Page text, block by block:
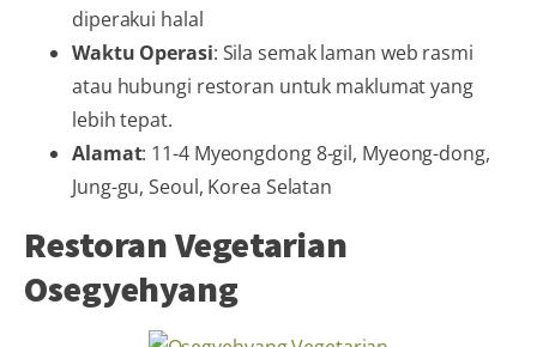
diperakui halal
Waktu Operasi: Sila semak laman web rasmi
atau hubungi restoran untuk maklumat yang
lebih tepat.
Alamat: 11-4 Myeongdong 8-gil, Myeong-dong,
Jung-gu, Seoul, Korea Selatan
Restoran Vegetarian
Osegyehyang